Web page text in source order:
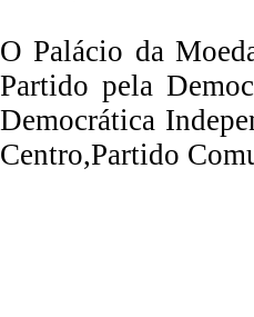
O Palácio da
Partido pela
Democrática
Centro,Partido